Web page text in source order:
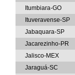
Itumbiara-GO
Ituveravense-SP
Jabaquara-SP
Jacarezinho-PR
Jalisco-MEX
Jaraguá-SC